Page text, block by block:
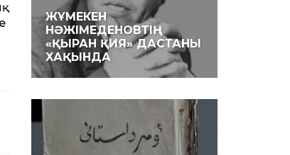
ЖҰМЕКЕН
НӘЖІМЕДЕНОВТІҢ
«ҚЫРАН ҚИЯ» ДАСТАНЫ
ХАҚЫНДА